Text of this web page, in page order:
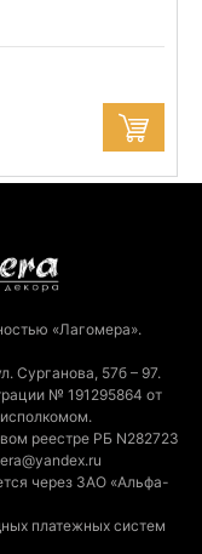
«Лагомера».
Сурганова, 57б – 97.
№ 191295864 от
реестре РБ N282723
через ЗАО «Альфа-
платежных систем